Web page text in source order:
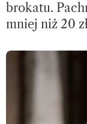
brokatu.
mniej niż 20